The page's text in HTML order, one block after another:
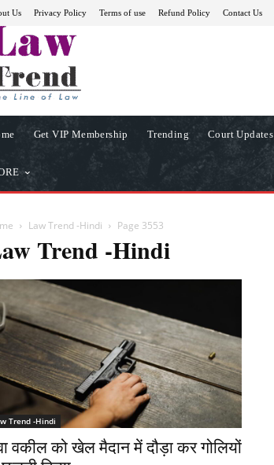
Us Privacy Policy Terms of use Refund Policy Contact Us
Get VIP Membership Trending Court Updates
Law Trend -Hindi Page 3553
Trend -Hindi
Trend -Hindi
वकील को खेल मैदान में दौड़ा कर गोलियों